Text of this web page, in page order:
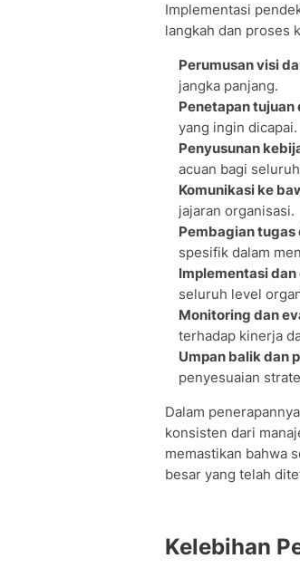
Implementasi
langkah dan proses
Perumusan visi
jangka panjang.
Penetapan tujuan
yang ingin dicapai.
Penyusunan
acuan bagi
Komunikasi ke
jajaran organisasi.
Pembagian
spesifik dalam
Implementasi
seluruh level
Monitoring dan
terhadap kinerja
Umpan balik dan
penyesuaian
Dalam
konsisten dari
memastikan bahwa
besar yang telah
Kelebihan